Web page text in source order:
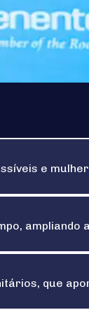
e
ampliando
que